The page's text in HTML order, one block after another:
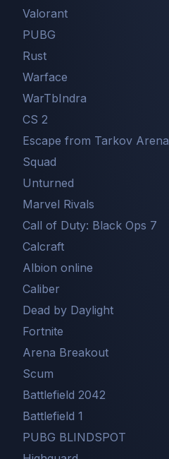
Valorant
PUBG
Rust
Warface
WarTbIndra
CS 2
Escape from Tarkov Arena
Squad
Unturned
Marvel Rivals
Call of Duty: Black Ops 7
Сalcraft
Albion online
Caliber
Dead by Daylight
Fortnite
Arena Breakout
Scum
Battlefield 2042
Battlefield 1
PUBG BLINDSPOT